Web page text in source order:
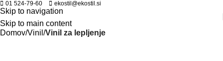
Skip to navigation
Skip to main content
01 524-79-60 ekostil@ekostil.si
Domov Vinil Vinil za lepljenje